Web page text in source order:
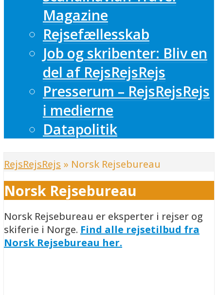
Magazine
Rejsefællesskab
Job og skribenter: Bliv en
del af RejsRejsRejs
Presserum – RejsRejsRejs
i medierne
Datapolitik
RejsRejsRejs » Norsk Rejsebureau
Norsk Rejsebureau
Norsk Rejsebureau er eksperter i rejser og
skiferie i Norge. Find alle rejsetilbud fra
Norsk Rejsebureau her.